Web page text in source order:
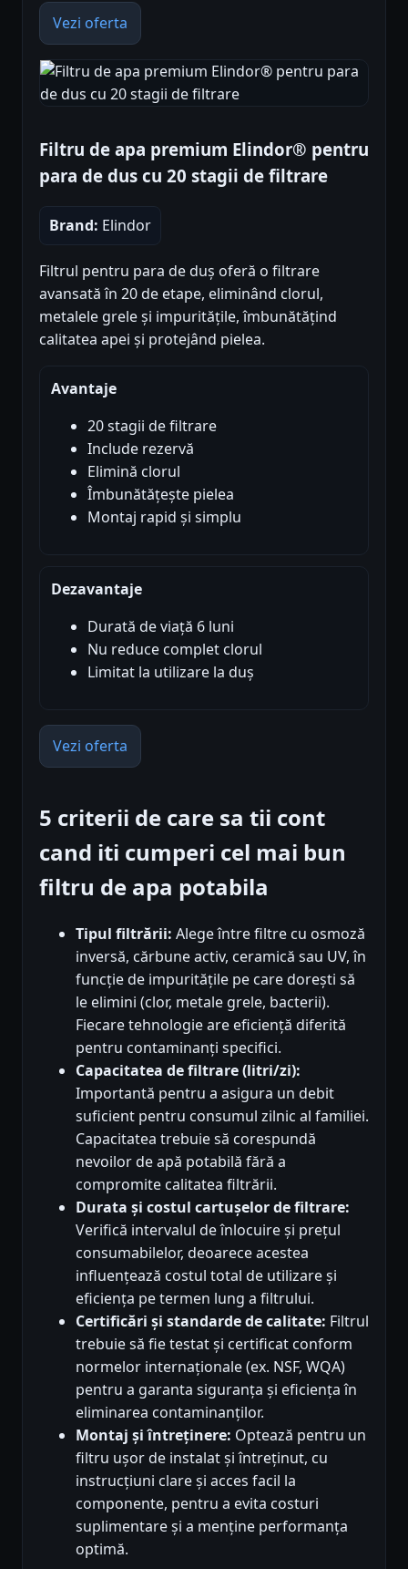
Vezi oferta
Filtru de apa premium Elindor® pentru
para de dus cu 20 stagii de filtrare
Brand: Elindor
Filtrul pentru para de duș oferă o filtrare
avansată în 20 de etape, eliminând clorul,
metalele grele și impuritățile, îmbunătățind
calitatea apei și protejând pielea.
Avantaje
20 stagii de filtrare
Include rezervă
Elimină clorul
Îmbunătățește pielea
Montaj rapid și simplu
Dezavantaje
Durată de viață 6 luni
Nu reduce complet clorul
Limitat la utilizare la duș
Vezi oferta
5 criterii de care sa tii cont
cand iti cumperi cel mai bun
filtru de apa potabila
Tipul filtrării: Alege între filtre cu osmoză
inversă, cărbune activ, ceramică sau UV, în
funcție de impuritățile pe care dorești să
le elimini (clor, metale grele, bacterii).
Fiecare tehnologie are eficiență diferită
pentru contaminanți specifici.
Capacitatea de filtrare (litri/zi):
Importantă pentru a asigura un debit
suficient pentru consumul zilnic al familiei.
Capacitatea trebuie să corespundă
nevoilor de apă potabilă fără a
compromite calitatea filtrării.
Durata și costul cartușelor de filtrare:
Verifică intervalul de înlocuire și prețul
consumabilelor, deoarece acestea
influențează costul total de utilizare și
eficiența pe termen lung a filtrului.
Certificări și standarde de calitate: Filtrul
trebuie să fie testat și certificat conform
normelor internaționale (ex. NSF, WQA)
pentru a garanta siguranța și eficiența în
eliminarea contaminanților.
Montaj și întreținere: Optează pentru un
filtru ușor de instalat și întreținut, cu
instrucțiuni clare și acces facil la
componente, pentru a evita costuri
suplimentare și a menține performanța
optimă.